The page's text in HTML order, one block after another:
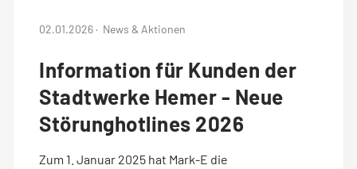
02.01.2026 · News & Aktionen
Information für Kunden der
Stadtwerke Hemer - Neue
Störunghotlines 2026
Zum 1. Januar 2025 hat Mark-E die